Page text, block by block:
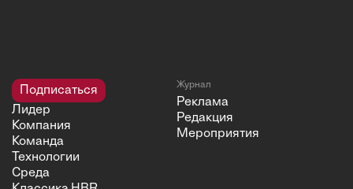
Подписаться
Лидер
Компания
Команда
Технологии
Среда
Журнал
Реклама
Редакция
Мероприятия